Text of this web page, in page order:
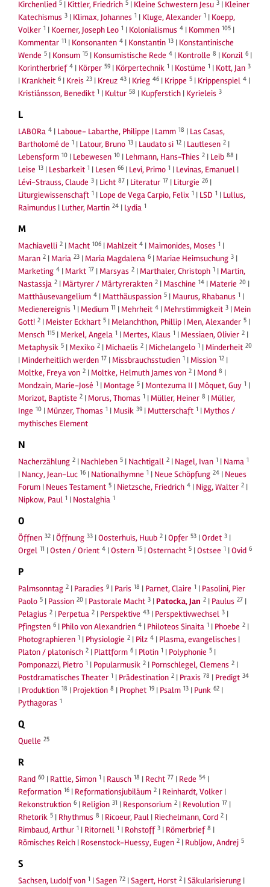
Kirchenlied 5 | Kittler, Friedrich 5 | Kleine Schwestern Jesu 3 | Kleiner
Katechismus 3 | Klimax, Johannes 1 | Kluge, Alexander 1 | Koepp,
Volker 1 | Koerner, Joseph Leo 1 | Kolonialismus 4 | Kommen 105 |
Kommentar 11 | Konsonanten 4 | Konstantin 13 | Konstantinische
Wende 5 | Konsum 15 | Konsumistische Rede 4 | Kontrolle 8 | Konzil 6 |
Korintherbrief 4 | Körper 59 | Körpertechnik 1 | Kostüme 1 | Kott, Jan 3
| Krankheit 6 | Kreis 23 | Kreuz 43 | Krieg 46 | Krippe 5 | Krippenspiel 4 |
Kristiánsson, Benedikt 1 | Kultur 58 | Kupferstich | Kyrieleis 3
L
LABORa 4 | Laboue- Labarthe, Philippe | Lamm 18 | Las Casas,
Bartholomé de 1 | Latour, Bruno 13 | Laudato si 12 | Lautlesen 2 |
Lebensform 10 | Lebewesen 10 | Lehmann, Hans-Thies 2 | Leib 88 |
Leise 13 | Lesbarkeit 1 | Lesen 66 | Levi, Primo 1 | Levinas, Emanuel |
Lévi-Strauss, Claude 3 | Licht 87 | Literatur 17 | Liturgie 26 |
Liturgiewissenschaft 1 | Lope de Vega Carpio, Felix 1 | LSD 1 | Lullus,
Raimundus | Luther, Martin 24 | Lydia 1
M
Machiavelli 2 | Macht 106 | Mahlzeit 4 | Maimonides, Moses 1 |
Maran 2 | Maria 23 | Maria Magdalena 6 | Mariae Heimsuchung 3 |
Marketing 4 | Markt 17 | Marsyas 2 | Marthaler, Christoph 1 | Martin,
Nastassja 2 | Märtyrer / Märtyrerakten 2 | Maschine 14 | Materie 20 |
Matthäusevangelium 4 | Matthäuspassion 5 | Maurus, Rhabanus 1 |
Medienereignis 1 | Medium 11 | Mehrheit 4 | Mehrstimmigkeit 3 | Mein
Gott! 2 | Meister Eckhart 5 | Melanchthon, Phillip | Men, Alexander 5 |
Mensch 115 | Merkel, Angela 1 | Mertes, Klaus 1 | Messiaen, Olivier 2 |
Metaphysik 5 | Mexiko 2 | Michaelis 2 | Michelangelo 1 | Minderheit 20
| Minderheitlich werden 17 | Missbrauchsstudien 1 | Mission 12 |
Moltke, Freya von 2 | Moltke, Helmuth James von 2 | Mond 8 |
Mondzain, Marie-José 1 | Montage 5 | Montezuma II | Môquet, Guy 1 |
Morizot, Baptiste 2 | Morus, Thomas 1 | Müller, Heiner 8 | Müller,
Inge 10 | Münzer, Thomas 1 | Musik 39 | Mutterschaft 1 | Mythos /
mythisches Element
N
Nacherzählung 2 | Nachleben 5 | Nachtigall 2 | Nagel, Ivan 1 | Nama 1
| Nancy, Jean-Luc 16 | Nationalhymne 1 | Neue Schöpfung 24 | Neues
Forum | Neues Testament 5 | Nietzsche, Friedrich 4 | Nigg, Walter 2 |
Nipkow, Paul 1 | Nostalghia 1
O
Öffnen 32 |Öffnung 33 |Oosterhuis, Huub 2 |Opfer 53 |Ordet 3 |
Orgel 11 |Osten / Orient 4 |Ostern 15 |Osternacht 5 |Ostsee 1 |Ovid 6
P
Palmsonntag 2 | Paradies 9 | Paris 18 | Parnet, Claire 1 | Pasolini, Pier
Paolo 5 | Passion 20 | Pastorale Macht 3 |Patocka, Jan 2 | Paulus 27 |
Pelagius 2 | Perpetua 2 | Perspektive 43 | Perspektivwechsel 3 |
Pfingsten 6 | Philo von Alexandrien 4 | Philoteos Sinaita 1 | Phoebe 2 |
Photographieren 1 | Physiologie 2 | Pilz 4 | Plasma, evangelisches |
Platon / platonisch 2 | Plattform 6 | Plotin 1 | Polyphonie 5 |
Pomponazzi, Pietro 1 | Popularmusik 2 | Pornschlegel, Clemens 2 |
Postdramatisches Theater 1 | Prädestination 2 | Praxis 78 | Predigt 34
| Produktion 18 | Projektion 8 | Prophet 19 | Psalm 13 | Punk 62 |
Pythagoras 1
Q
Quelle 25
R
Rand 60 | Rattle, Simon 1 | Rausch 18 | Recht 77 | Rede 54 |
Reformation 16 | Reformationsjubiläum 2 | Reinhardt, Volker |
Rekonstruktion 6 | Religion 31 | Responsorium 2 | Revolution 17 |
Rhetorik 5 | Rhythmus 8 | Ricoeur, Paul | Riechelmann, Cord 2 |
Rimbaud, Arthur 1 | Ritornell 1 | Rohstoff 3 | Römerbrief 8 |
Römisches Reich | Rosenstock-Huessy, Eugen 2 | Rubljow, Andrej 5
S
Sachsen, Ludolf von 1 |Sagen 72 |Sagert, Horst 2 |Säkularisierung |